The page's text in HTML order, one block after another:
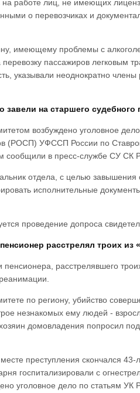
работе лиц, не имеющих
о перевозчиках и
имеющему проблемы с
пассажиров легковым
указывали неоднократно
завели на старшего судебного
возбуждено уголовное
(РОСП) УФССП России по
сообщили в пресс-службе СУ СК
отдела, с целью завышения
исполнительные
проведение допроса
расстрелял троих из
расстрелявшего
по региону, убийство
незнакомых ему людей -
домовладения попросил
преступления скончался
госпитализировали с
уголовное дело по статьям